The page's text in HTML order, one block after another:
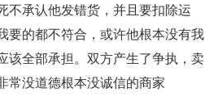
承认他发错货，并且要扣除运
要的都不符合，或许他根本没有我
该全部承担。双方产生了争执，卖
常没道德根本没诚信的商家